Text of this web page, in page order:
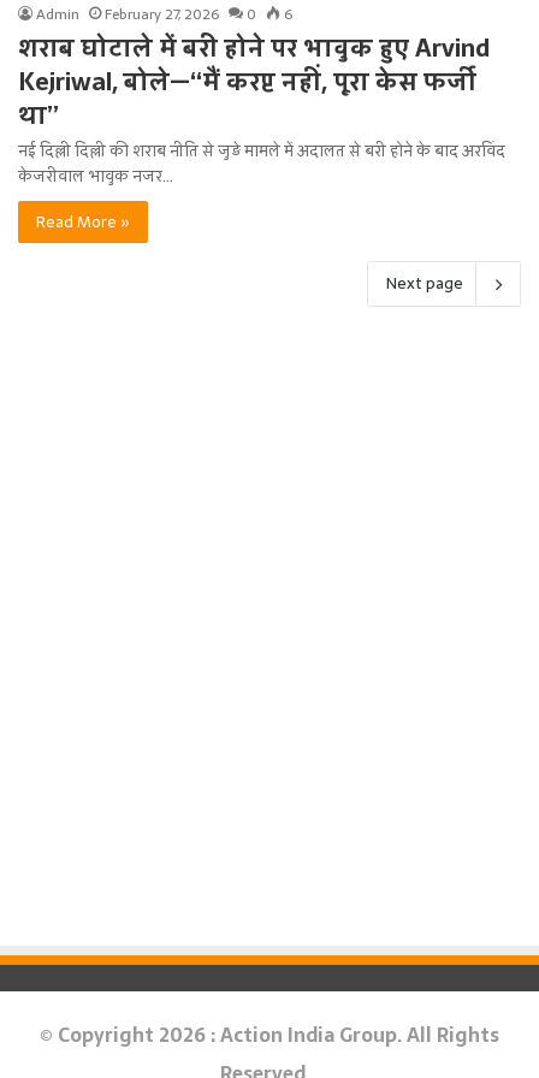
Admin February 27, 2026 0 6
शराब घोटाले में बरी होने पर भावुक हुए Arvind
Kejriwal, बोले—“मैं करप्ट नहीं, पूरा केस फर्जी
था”
नई दिल्ली दिल्ली की शराब नीति से जुड़े मामले में अदालत से बरी होने के बाद अरविंद
केजरीवाल भावुक नजर…
Read More »
Next page
© Copyright 2026 : Action India Group. All Rights